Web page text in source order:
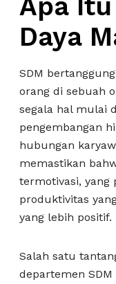
Apa
Daya
SDM
orang di sebuah
segala hal mulai
pengembangan
hubungan
memastikan
termotivasi, yang
produktivitas
yang lebih positif.
Salah satu
departemen